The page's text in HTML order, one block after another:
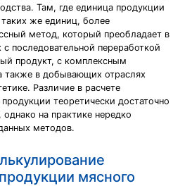
Там, где единица продукции
же единиц, более
метод, который преобладает в
последовательной переработкой
продукт, с комплексным
также в добывающих отраслях
Различие в расчете
теоретически достаточно
на практике нередко
методов.
мясного